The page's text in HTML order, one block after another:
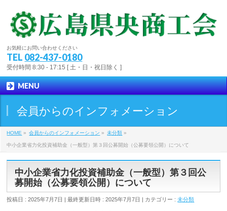
お気軽にお問い合わせください
TEL 082-437-0180
受付時間 8:30 - 17:15 [ 土・日・祝日除く ]
MENU
会員からのインフォメーション
HOME » 会員からのインフォメーション » 未分類 »
中小企業省力化投資補助金（一般型）第３回公募開始（公募要領公開）について
中小企業省力化投資補助金（一般型）第３回公
募開始（公募要領公開）について
投稿日 : 2025年7月7日 最終更新日時 : 2025年7月7日 カテゴリー :未分類